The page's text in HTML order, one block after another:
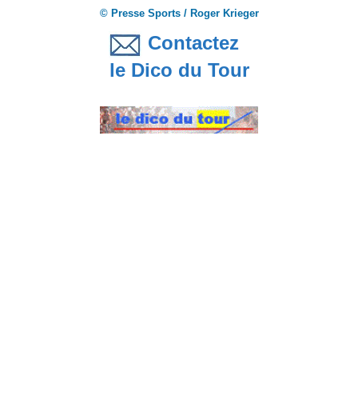
© Presse Sports / Roger Krieger
Contactez
le Dico du Tour